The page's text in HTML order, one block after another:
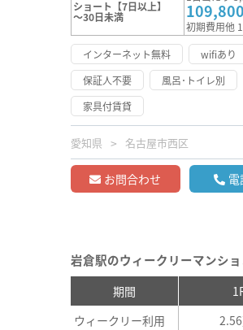
ショート【7日以上】
～30日未満 109,800
初期費用他
インターネット無料
wifiあり
保証人不要
風呂･トイレ別
家具付賃貸
愛知県 名古屋市西区
お問合わせ 電
岩倉駅のウィークリーマンシ
期間
ウィークリー利用